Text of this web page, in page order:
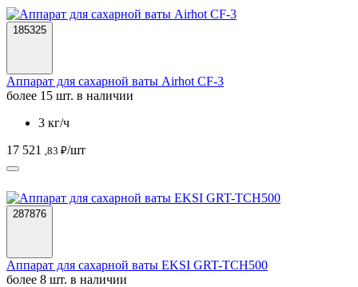
185325
Аппарат для сахарной ваты Airhot CF-3
более 15 шт. в наличии
3 кг/ч
17 521
,83 ₽/шт
287876
Аппарат для сахарной ваты EKSI GRT-TCH500
более 8 шт. в наличии